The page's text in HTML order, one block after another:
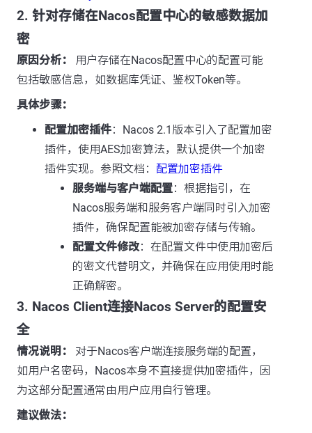
2. 针对存储在Nacos配置中心的敏感数据加
密
原因分析：
用户存储在Nacos配置中心的配置可能
包括敏感信息，如数据库凭证、鉴权Token等。
具体步骤：
配置加密插件：Nacos 2.1版本引入了配置加密
插件，使用AES加密算法，默认提供一个加密
插件实现。参照文档： 配置加密插件
服务端与客户端配置：根据指引，在
Nacos服务端和服务客户端同时引入加密
插件，确保配置能被加密存储与传输。
配置文件修改：在配置文件中使用加密后
的密文代替明文，并确保在应用使用时能
正确解密。
3. Nacos Client连接Nacos Server的配置安
全
情况说明：
对于Nacos客户端连接服务端的配置，
如用户名密码，Nacos本身不直接提供加密插件，因
为这部分配置通常由用户应用自行管理。
建议做法：